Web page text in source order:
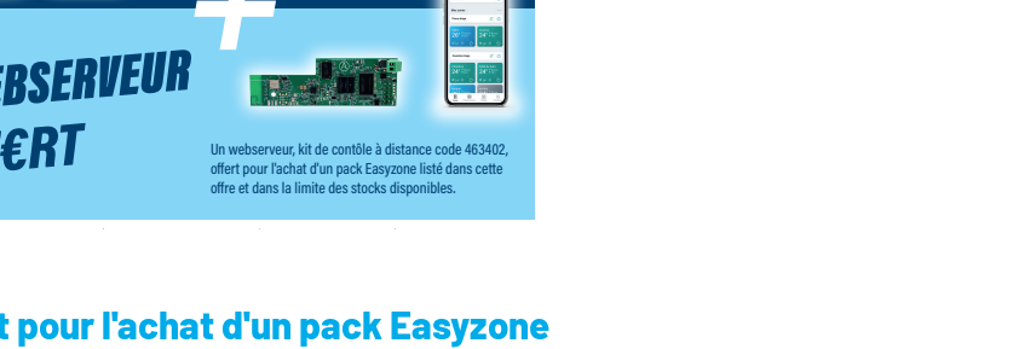
l'achat d'un pack Easyzone